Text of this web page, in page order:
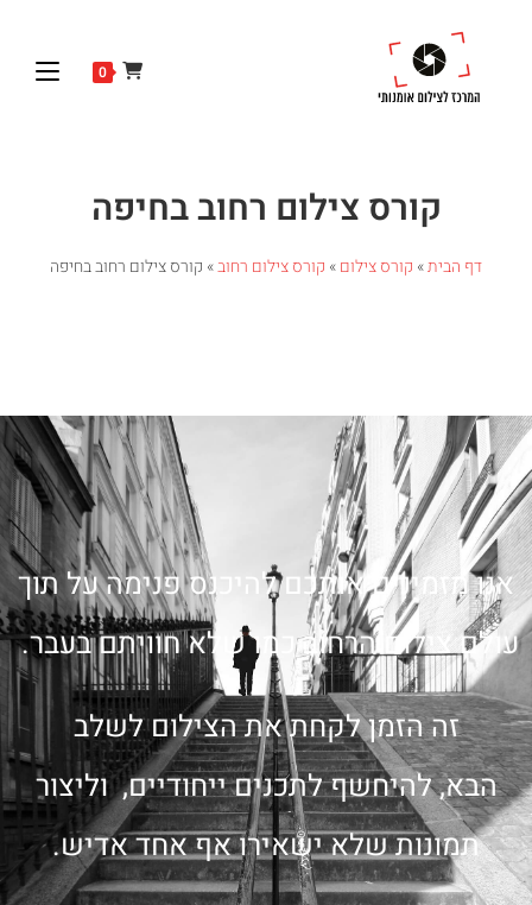
0
קורס צילום רחוב בחיפה
דף הבית» קורס צילום» קורס צילום רחוב» קורס צילום רחוב בחיפה
אנו מזמינים אותכם להיכנס פנימה על תוך
עולם צילום הרחוב כמו שלא חוויתם בעבר.
זה הזמן לקחת את הצילום לשלב
הבא,להיחשף לתכנים ייחודיים,וליצור
תמונות שלא ישאירו אף אחד אדיש.